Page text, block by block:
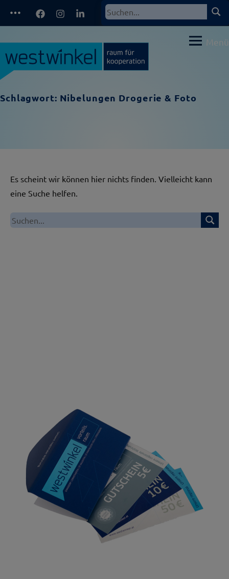
FacebookInstagramLinkedIn
Suchen
Menü
Schlagwort: Nibelungen Drogerie & Foto
Es scheint wir können hier nichts finden. Vielleicht kann
eine Suche helfen.
Suchen